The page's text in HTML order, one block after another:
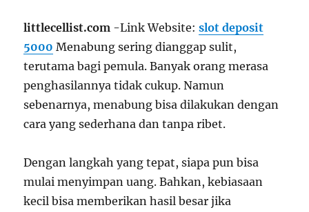
littlecellist.com -Link Website:slot deposit
5000 Menabung sering dianggap sulit,
terutama bagi pemula. Banyak orang merasa
penghasilannya tidak cukup. Namun
sebenarnya, menabung bisa dilakukan dengan
cara yang sederhana dan tanpa ribet.
Dengan langkah yang tepat, siapa pun bisa
mulai menyimpan uang. Bahkan, kebiasaan
kecil bisa memberikan hasil besar jika